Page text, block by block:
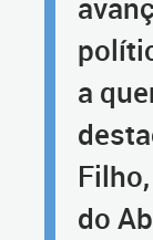
a
do